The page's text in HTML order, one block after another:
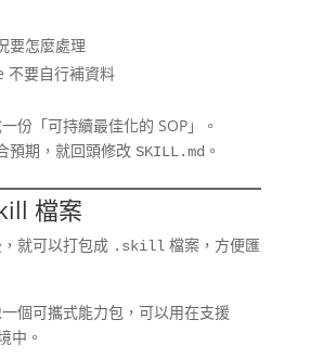
要怎麼處理
不要自行補資料
份「可持續最佳化的 SOP」。
預期，就回頭修改 SKILL.md 。
檔案
就可以打包成 .skill檔案，方便匯
個可攜式能力包，可以用在支援
中。